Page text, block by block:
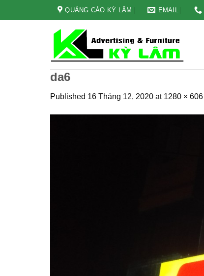
QUẢNG CÁO KỲ LÂM EMAIL
da6
Published 16 Tháng 12, 2020 at 1280 × 606